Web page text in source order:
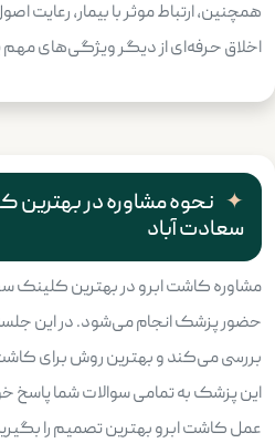
همچنین، ارتباط موثر با بیمار، رعایت
اخلاق حرفه‌ای از دیگر ویژگی‌های
نحوه مشاوره در بهترین
سعادت آباد
مشاوره کاشت ابرو در بهترین کلینک
حضور پزشک انجام می‌شود. در این
بررسی می‌کند و بهترین روش برای کاشت
این پزشک به تمامی سوالات شما پاسخ
عمل کاشت ابرو بهترین تصمیم را